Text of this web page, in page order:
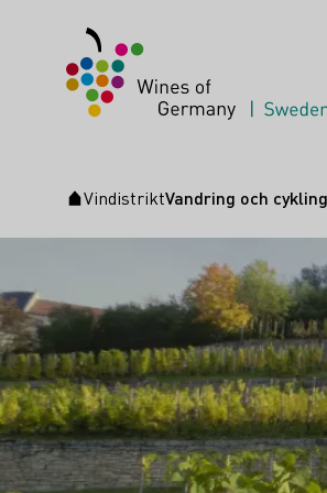
Startsida
VindistriktVandring och